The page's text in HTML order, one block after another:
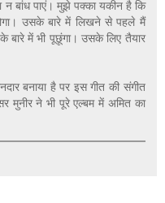
न बांध पाएं। मुझे पक्का यकीन है कि
उसके बारे में लिखने से पहले मैं
में भी पूछूंगा। उसके लिए तैयार
बनाया है पर इस गीत की संगीत
मुनीर ने भी पूरे एल्बम में अमित का